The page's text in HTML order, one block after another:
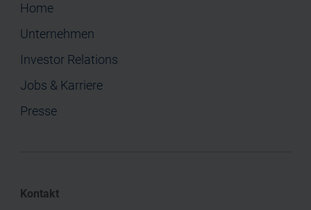
Home
Unternehmen
Investor Relations
Jobs & Karriere
Presse
Kontakt